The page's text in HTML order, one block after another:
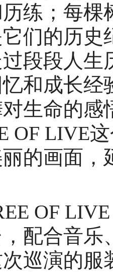
练；每棵
们的历史
段段人生
和成长
生命的
OF LIVE
的画面
OF LIVE
配合音乐
巡演的